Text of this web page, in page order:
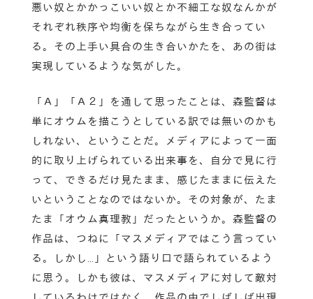
悪い奴とかかっこいい奴とか不細工な奴なんかが
それぞれ秩序や均衡を保ちながら生き合ってい
る。その上手い具合の生き合いかたを、あの街は
実現しているような気がした。
「Ａ」「Ａ２」を通して思ったことは、森監督は
単にオウムを描こうとしている訳では無いのかも
しれない、ということだ。メディアによって一面
的に取り上げられている出来事を、自分で見に行
って、できるだけ見たまま、感じたままに伝えた
いということなのではないか。その対象が、たま
たま「オウム真理教」だったというか。森監督の
作品は、つねに「マスメディアではこう言ってい
る。しかし…」という語り口で語られているよう
に思う。しかも彼は、マスメディアに対して敵対